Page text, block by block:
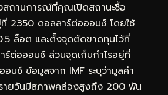
สถานการณ์ที่คุณเปิดสถานะซื้อ
ที่ 2350 ดอลลาร์ต่อออนซ์ โดยใช้
ล็อต และตั้งจุดตัดขาดทุนไว้ที่
ร์ต่อออนซ์ ส่วนจุดเก็บกำไรอยู่ที่
นซ์ ข้อมูลจาก IMF ระบุว่ามูลค่า
ายวันมีสภาพคล่องสูงถึง 200 พัน